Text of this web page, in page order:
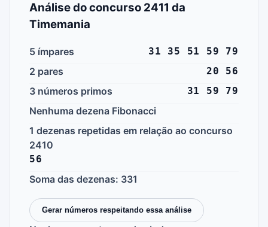
Análise do concurso 2411 da
Timemania
5 ímpares 31 35 51 59 79
2 pares 20 56
3 números primos 31 59 79
Nenhuma dezena Fibonacci
1 dezenas repetidas em relação ao concurso
2410
56
Soma das dezenas: 331
Gerar números respeitando essa análise